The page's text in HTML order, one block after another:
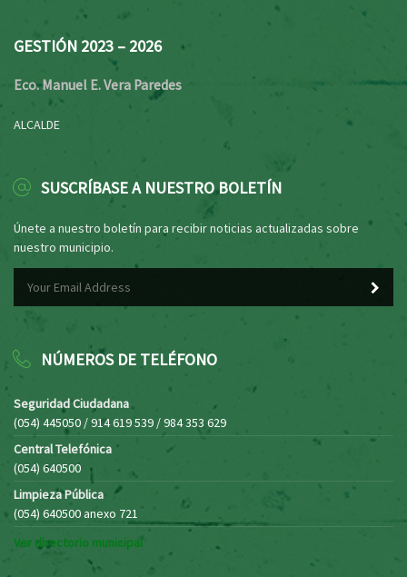
GESTIÓN 2023 – 2026
Eco. Manuel E. Vera Paredes
ALCALDE
SUSCRÍBASE A NUESTRO BOLETÍN
Únete a nuestro boletín para recibir noticias actualizadas sobre
nuestro municipio.
NÚMEROS DE TELÉFONO
Seguridad Ciudadana
(054) 445050 / 914 619 539 / 984 353 629
Central Telefónica
(054) 640500
Limpieza Pública
(054) 640500 anexo 721
Ver directorio municipal